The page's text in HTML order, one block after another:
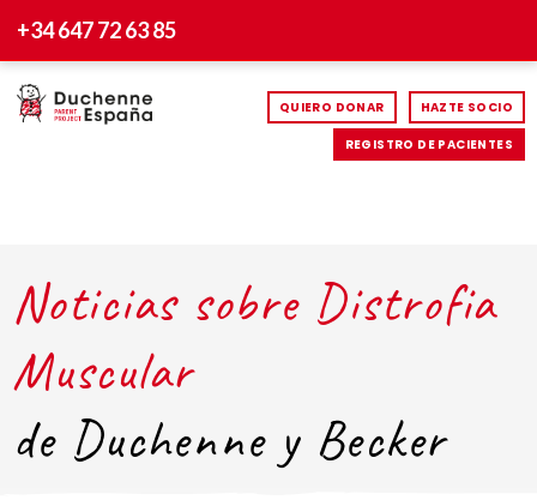
+34 647 72 63 85
QUIERO DONAR HAZTE SOCIO
REGISTRO DE PACIENTES
Noticias sobre Distrofia
Muscular
de Duchenne y Becker